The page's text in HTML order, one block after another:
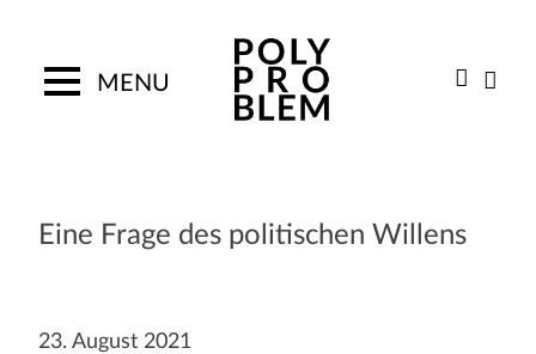
content
MENU
Eine Frage des politischen Willens
23. August 2021